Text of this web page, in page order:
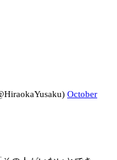
October